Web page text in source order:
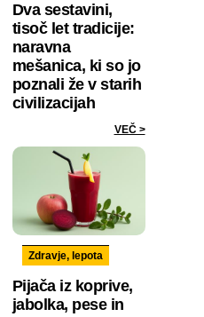
Dva sestavini,
tisoč let tradicije:
naravna
mešanica, ki so jo
poznali že v starih
civilizacijah
VEČ >
Zdravje, lepota
Pijača iz koprive,
jabolka, pese in